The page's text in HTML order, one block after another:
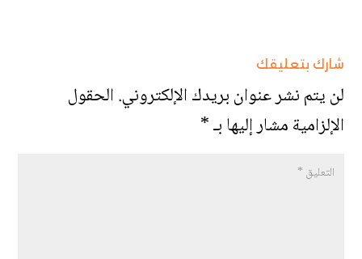
شارك بتعليقك
لن يتم نشر عنوان بريدك الإلكتروني.الحقول
الإلزامية مشار إليها بـ*